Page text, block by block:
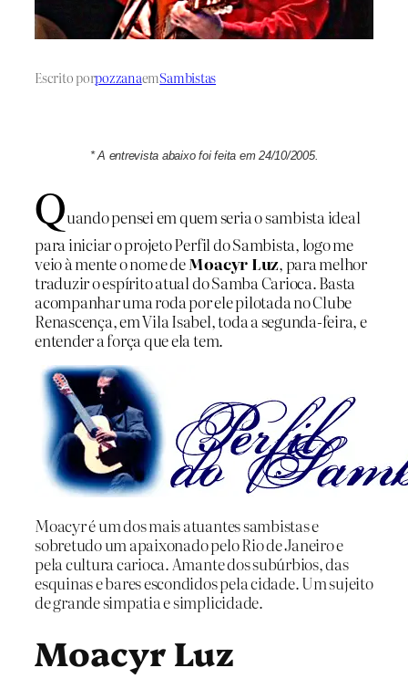
Escrito porpozzanaemSambistas
* A entrevista abaixo foi feita em 24/10/2005.
Quando pensei em quem seria o sambista ideal
para iniciar o projeto Perfil do Sambista, logo me
veio à mente o nome deMoacyr Luz, para melhor
traduzir o espírito atual do Samba Carioca. Basta
acompanhar uma roda por ele pilotada no Clube
Renascença, em Vila Isabel, toda a segunda-feira, e
entender a força que ela tem.
Moacyr é um dos mais atuantes sambistas e
sobretudo um apaixonado pelo Rio de Janeiro e
pela cultura carioca. Amante dos subúrbios, das
esquinas e bares escondidos pela cidade. Um sujeito
de grande simpatia e simplicidade.
Moacyr Luz